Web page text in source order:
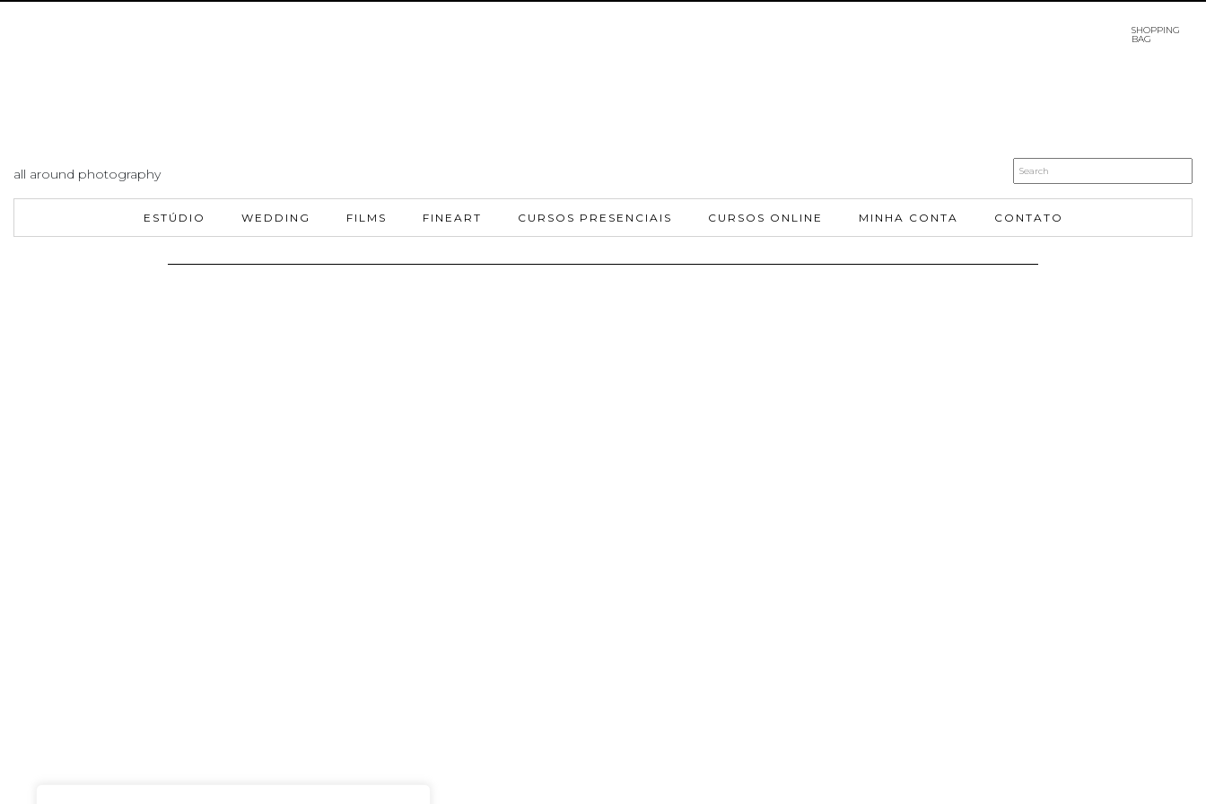
all around photography
SHOPPING
BAG
ESTÚDIO WEDDING FILMS FINEART CURSOS PRESENCIAIS CURSOS ONLINE MINHA CONTA CONTATO